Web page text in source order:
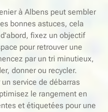
à Albens peut sembler
bonnes astuces, cela
fixez un objectif
pour retrouver une
par un tri minutieux,
donner ou recycler.
service de débarras
le rangement en
et étiquetées pour une